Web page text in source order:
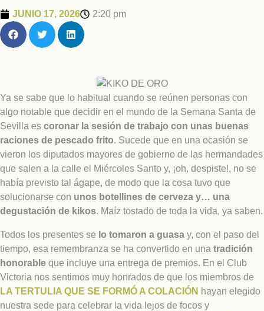
JUNIO 17, 2026 2:20 pm
Ya se sabe que lo habitual cuando se reúnen personas con
algo notable que decidir en el mundo de la Semana Santa de
Sevilla es coronar la sesión de trabajo con unas buenas
raciones de pescado frito. Sucede que en una ocasión se
vieron los diputados mayores de gobierno de las hermandades
que salen a la calle el Miércoles Santo y, ¡oh, despiste!, no se
había previsto tal ágape, de modo que la cosa tuvo que
solucionarse con unos botellines de cerveza y… una
degustación de kikos. Maíz tostado de toda la vida, ya saben.
Todos los presentes se lo tomaron a guasa y, con el paso del
tiempo, esa remembranza se ha convertido en una tradición
honorable que incluye una entrega de premios. En el Club
Victoria nos sentimos muy honrados de que los miembros de
LA TERTULIA QUE SE FORMÓ A COLACIÓN hayan elegido
nuestra sede para celebrar la vida lejos de focos y